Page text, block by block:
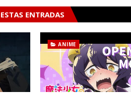
ENTRADAS
ANIME